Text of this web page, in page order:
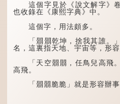
其中「翦綹」即剪斷他
人衣帶以竊取錢物，是小偷
的舊稱。而「掱手」也就是
手多多，擅自拿別人東西的
意思了...
這個字見於《說文解字》卷
也收錄在《康熙字典》中。
這個字，用法頗多。
「朤朤乾坤，捨我其誰。」
名，這裏指天地、宇宙等，形
「天空朤朤，任鳥兒高飛。
高飛。
「朤朤脆脆」就是形容辦事